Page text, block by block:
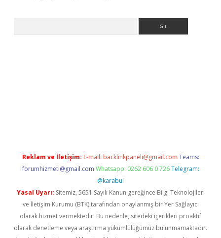
Reklam ve İletişim: E-mail: backlinkpaneli@gmail.com Teams:
forumhizmeti@gmail.com Whatsapp: 0262 606 0 726 Telegram:
@karabul
Yasal Uyarı: Sitemiz, 5651 Sayılı Kanun gereğince Bilgi Teknolojileri
ve İletişim Kurumu (BTK) tarafından onaylanmış bir Yer Sağlayıcı
olarak hizmet vermektedir. Bu nedenle, sitedeki içerikleri proaktif
olarak denetleme veya araştırma yükümlülüğümüz bulunmamaktadır.